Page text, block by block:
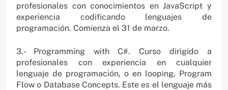
profesionales con conocimientos en JavaScript y
experiencia codificando lenguajes de
programación. Comienza el 31 de marzo.
3.- Programming with C#. Curso dirigido a
profesionales con experiencia en cualquier
lenguaje de programación, o en looping, Program
Flow o Database Concepts. Este es el lenguaje más